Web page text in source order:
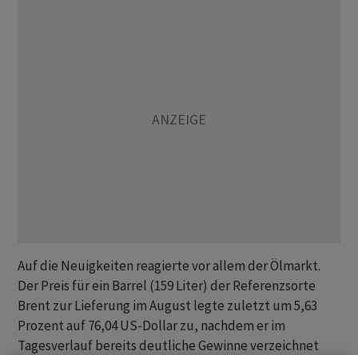
Auf die Neuigkeiten reagierte vor allem der Ölmarkt.
Der Preis für ein Barrel (159 Liter) der Referenzsorte
Brent zur Lieferung im August legte zuletzt um 5,63
Prozent auf 76,04 US-Dollar zu, nachdem er im
Tagesverlauf bereits deutliche Gewinne verzeichnet